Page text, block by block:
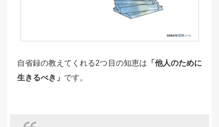
自省録の教えてくれる2つ目の知恵は 「他人のために
生きるべき」 です。